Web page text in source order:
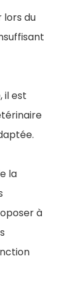
lors du
il est
la
à